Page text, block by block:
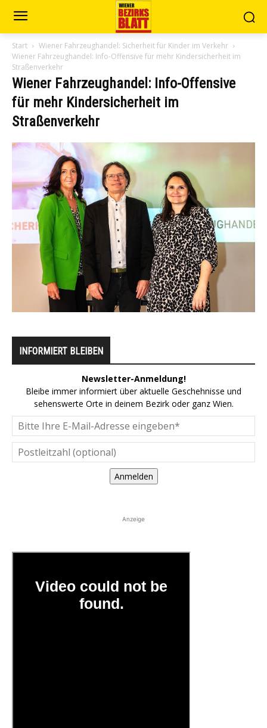
Start
Wiener Fahrzeughandel: Sicherheit für Kinder im Verkehr
Wiener Fahrzeughandel: Info-Offensive für mehr Kindersicherheit im
Straßenverkehr
Wiener Fahrzeughandel: Info-Offensive
für mehr Kindersicherheit im
Straßenverkehr
INFORMIERT BLEIBEN
Newsletter-Anmeldung!
Bleibe immer informiert über aktuelle Geschehnisse und
sehenswerte Orte in deinem Bezirk oder ganz Wien.
Anmelden
Anzeige